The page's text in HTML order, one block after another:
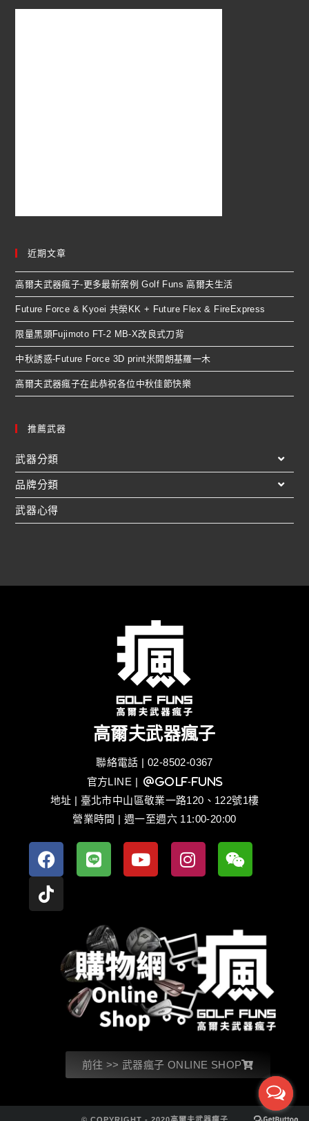
近期文章
高爾夫武器瘋子-更多最新案例 Golf Funs 高爾夫生活
Future Force & Kyoei 共榮KK + Future Flex & FireExpress
限量黑頭Fujimoto FT-2 MB-X改良式刀背
中秋誘惑-Future Force 3D print米開朗基羅一木
高爾夫武器瘋子在此恭祝各位中秋佳節快樂
推薦武器
武器分類
品牌分類
武器心得
高爾夫武器瘋子
聯絡電話 | 02-8502-0367
官方LINE | @golf-funs
地址 | 臺北市中山區敬業一路120、122號1樓
營業時間 | 週一至週六 11:00-20:00
前往 >> 武器瘋子 ONLINE SHOP